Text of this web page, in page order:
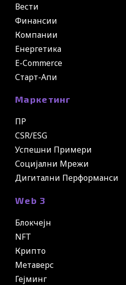
Вести
Финансии
Компании
Енергетика
E-Commerce
Старт-Апи
Маркетинг
ПР
CSR/ESG
Успешни Примери
Социјални Мрежи
Дигитални Перформанси
Web 3
Блокчејн
NFT
Крипто
Метаверс
Гејминг